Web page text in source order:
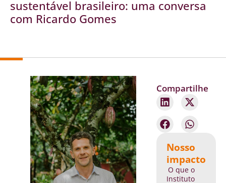
sustentável brasileiro: uma conversa
com Ricardo Gomes
Compartilhe
Nosso
impacto
O que o
Instituto